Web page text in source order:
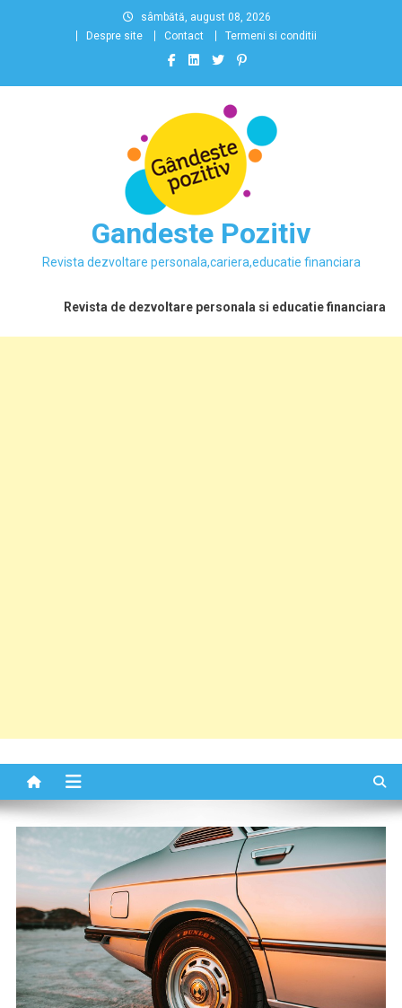
sâmbătă, august 08, 2026
Despre site
Contact Termeni si conditii
Gandeste Pozitiv
Revista dezvoltare personala,cariera,educatie financiara
Revista de dezvoltare personala si educatie financiara